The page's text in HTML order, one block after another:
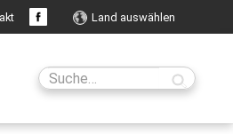
Land auswählen